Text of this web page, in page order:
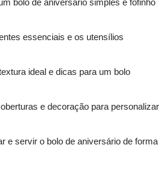
essenciais e os utensílios
ideal e dicas para um bolo
e decoração para personalizar
e servir o bolo de aniversário de forma